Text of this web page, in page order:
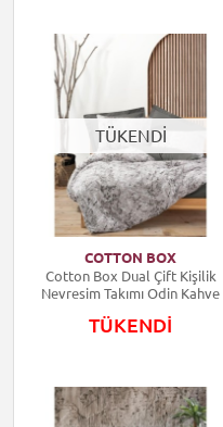
TÜKENDİ
COTTON BOX
Cotton Box Dual Çift Kişilik
Nevresim Takımı Odin Kahve
TÜKENDİ